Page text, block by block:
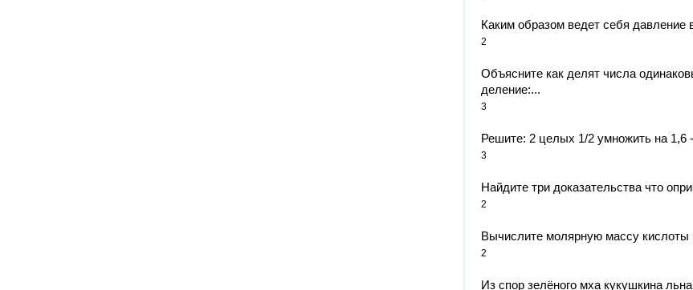
Каким образом ведет себя давление
2
Объясните как делят числа
деление:...
3
Решите: 2 целых 1/2 умножить на 1,6
3
Найдите три доказательства что
2
Вычислите молярную массу кислоты
2
Из спор зелёного мха кукушкина